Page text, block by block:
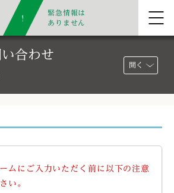
緊急情報は
ありません
合わせ
開く
ムにご入力いただく前に以下の注意
い。